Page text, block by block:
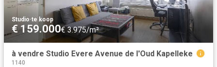
Studio·te koop
€ 159.000€ 3.975/m²
à vendre Studio Evere Avenue de l'Oud Kapelleke
1140